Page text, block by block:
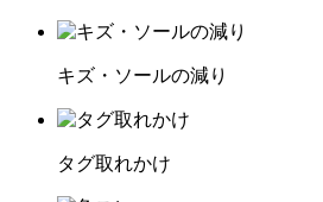
キズ・ソールの減り
タグ取れかけ